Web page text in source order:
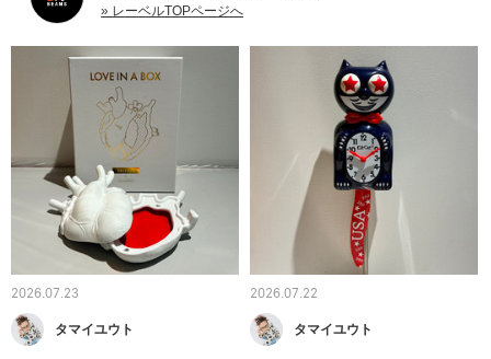
» レーベルTOPページへ
2026.07.23
タマイユウト
2026.07.22
タマイユウト